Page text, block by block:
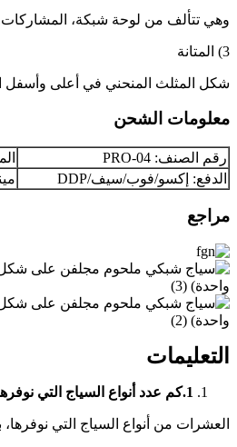
وهي تتألف من لوحة شبكة،
3) المتانة
شكل المثلث المنحني في أعلى وأسفل
معلومات الشحن
رقم الصنف: PRO-04
الدفع: إكسو/فوب/سيف/DDP
مراجع
التعليمات
1. كم عدد أنواع السياج التي
العشرات من أنواع السياج التي